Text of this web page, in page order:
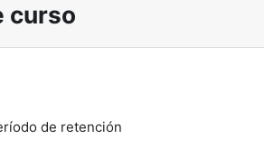
curso
de retención